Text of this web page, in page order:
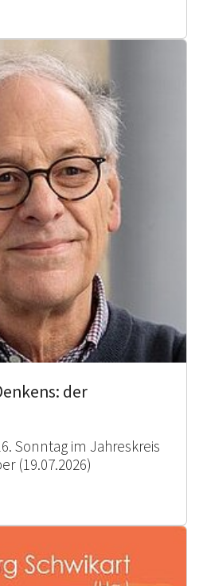
der
Sonntag im Jahreskreis
(19.07.2026)